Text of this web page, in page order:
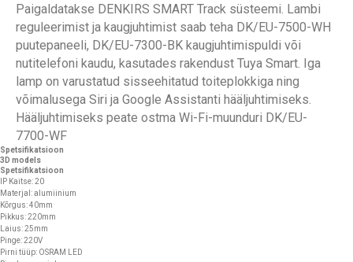
Paigaldatakse DENKIRS SMART Track süsteemi. Lambi
reguleerimist ja kaugjuhtimist saab teha DK/EU-7500-WH
puutepaneeli, DK/EU-7300-BK kaugjuhtimispuldi või
nutitelefoni kaudu, kasutades rakendust Tuya Smart. Iga
lamp on varustatud sisseehitatud toiteplokkiga ning
võimalusega Siri ja Google Assistanti hääljuhtimiseks.
Hääljuhtimiseks peate ostma Wi-Fi-muunduri DK/EU-
7700-WF
Spetsifikatsioon
3D models
Spetsifikatsioon
IP Kaitse: 20
Materjal: alumiinium
Kõrgus: 40mm
Pikkus: 220mm
Laius: 25mm
Pinge: 220V
Pirni tüüp: OSRAM LED